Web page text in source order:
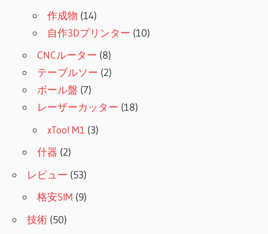
作成物 (14)
自作3Dプリンター (10)
CNCルーター (8)
テーブルソー (2)
ボール盤 (7)
レーザーカッター (18)
xTool M1 (3)
什器 (2)
レビュー (53)
格安SIM (9)
技術 (50)